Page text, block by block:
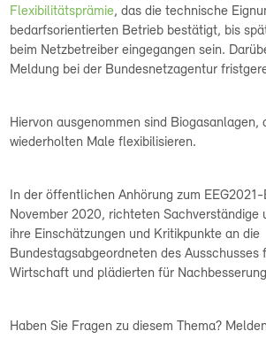
Flexibilitätsprämie, das die technische
bedarfsorientierten Betrieb bestätigt, bis
beim Netzbetreiber eingegangen sein.
Meldung bei der Bundesnetzagentur
Hiervon ausgenommen sind Biogasanlagen,
wiederholten Male flexibilisieren.
In der öffentlichen Anhörung zum
November 2020, richteten Sachverständige
ihre Einschätzungen und Kritikpunkte an die
Bundestagsabgeordneten des Ausschusses
Wirtschaft und plädierten für
Haben Sie Fragen zu diesem Thema?